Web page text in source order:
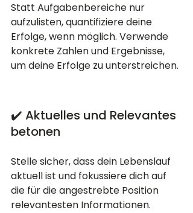
Statt Aufgabenbereiche nur
aufzulisten, quantifiziere deine
Erfolge, wenn möglich. Verwende
konkrete Zahlen und Ergebnisse,
um deine Erfolge zu unterstreichen.
✔️ Aktuelles und Relevantes
betonen
Stelle sicher, dass dein Lebenslauf
aktuell ist und fokussiere dich auf
die für die angestrebte Position
relevantesten Informationen.